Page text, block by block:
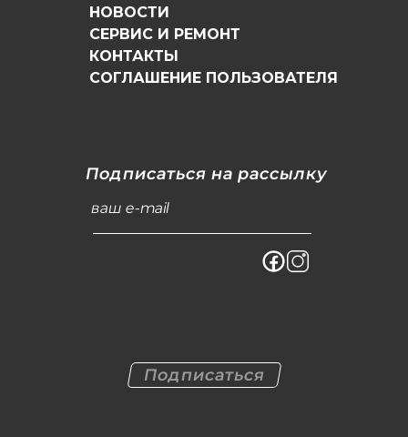
НОВОСТИ
СЕРВИС И РЕМОНТ
КОНТАКТЫ
СОГЛАШЕНИЕ ПОЛЬЗОВАТЕЛЯ
Подписаться на рассылку
ваш e-mail
Подписаться